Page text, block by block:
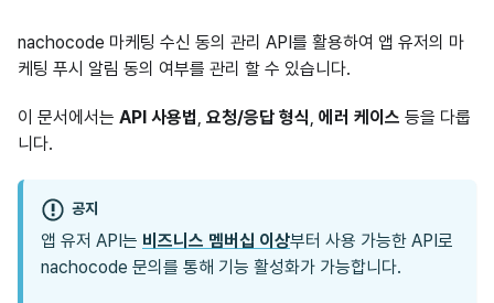
nachocode 마케팅 수신 동의 관리 API를 활용하여 앱 유저의 마
케팅 푸시 알림 동의 여부를 관리 할 수 있습니다.
이 문서에서는 API 사용법, 요청/응답 형식, 에러 케이스 등을 다룹
니다.
공지
앱 유저 API는 비즈니스 멤버십 이상부터 사용 가능한 API로
nachocode 문의를 통해 기능 활성화가 가능합니다.